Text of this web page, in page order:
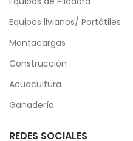
Equipos livianos/ Portátiles
Montacargas
Construcción
Acuacultura
Ganadería
REDES SOCIALES